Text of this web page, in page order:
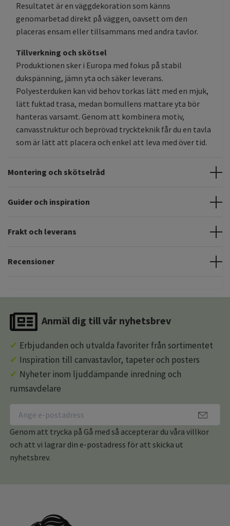
Resultatet är en väggdekoration som känns
genomarbetad direkt på väggen, oavsett om den
placeras ensam eller tillsammans med andra tavlor.
Tillverkning och skötsel
Produktionen sker i Europa med fokus på stabil
dukspänning, jämn yta och säker leverans.
Polyesterduken kan vid behov torkas lätt med en mjuk,
lätt fuktad trasa, medan bomullens mattare yta bör
hanteras varsamt. Genom att kombinera motiv,
canvasstruktur och beprövad tryckteknik får du en tavla
som är lätt att placera och enkel att leva med över tid.
Montering och skötselråd
Guider och inspiration
Frakt och leverans
Recensioner
Anmäl dig till vår nyhetsbrev
✔ Erbjudanden och utvalda favoriter från sortimentet
✔ Inspiration till canvastavlor, tapeter och posters
✔ Nyheter inom ljuddämpande inredning och
rumsavdelare
Genom att trycka på Gå med så accepterar du våra villkor
och att vi lagrar din e-postadress för att skicka ut
nyhetsbrev.